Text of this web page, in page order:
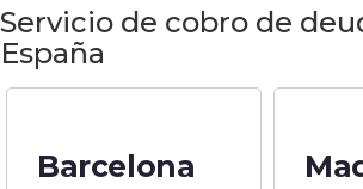
Servicio de cobro de
España
Barcelona